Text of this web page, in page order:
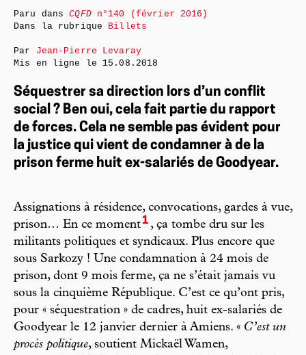
Séquestrer sa direction lors d’un conflit
social ? Ben oui, cela fait partie du rapport
de forces. Cela ne semble pas évident pour
la justice qui vient de condamner à de la
prison ferme huit ex-salariés de Goodyear.
Assignations à résidence, convocations, gardes à vue,
prison… En ce moment1 , ça tombe dru sur les
militants politiques et syndicaux. Plus encore que
sous Sarkozy ! Une condamnation à 24 mois de
prison, dont 9 mois ferme, ça ne s’était jamais vu
sous la cinquième République. C’est ce qu’ont pris,
pour « séquestration » de cadres, huit ex-salariés de
Goodyear le 12 janvier dernier à Amiens. « C’est un
procès politique, soutient Mickaël Wamen,
Paru dansCQFDn°140 (février 2016)
Dans la rubrique Billets
Par Jean-Pierre Levaray
Mis en ligne le 15.08.2018